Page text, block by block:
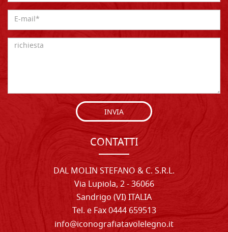
INVIA
CONTATTI
DAL MOLIN STEFANO & C. S.R.L.
Via Lupiola, 2 - 36066
Sandrigo (VI) ITALIA
Tel. e Fax 0444 659513
info@iconografiatavolelegno.it